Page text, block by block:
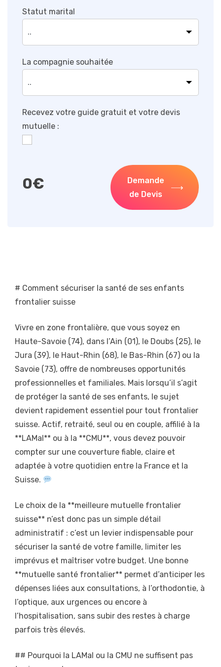
Statut marital
La compagnie souhaitée
Recevez votre guide gratuit et votre devis
mutuelle :
0€
Demande
de Devis
# Comment sécuriser la santé de ses enfants
frontalier suisse
Vivre en zone frontalière, que vous soyez en
Haute-Savoie (74), dans l’Ain (01), le Doubs (25), le
Jura (39), le Haut-Rhin (68), le Bas-Rhin (67) ou la
Savoie (73), offre de nombreuses opportunités
professionnelles et familiales. Mais lorsqu’il s’agit
de protéger la santé de ses enfants, le sujet
devient rapidement essentiel pour tout frontalier
suisse. Actif, retraité, seul ou en couple, affilié à la
**LAMal** ou à la **CMU**, vous devez pouvoir
compter sur une couverture fiable, claire et
adaptée à votre quotidien entre la France et la
Suisse.
Le choix de la **meilleure mutuelle frontalier
suisse** n’est donc pas un simple détail
administratif : c’est un levier indispensable pour
sécuriser la santé de votre famille, limiter les
imprévus et maîtriser votre budget. Une bonne
**mutuelle santé frontalier** permet d’anticiper les
dépenses liées aux consultations, à l’orthodontie, à
l’optique, aux urgences ou encore à
l’hospitalisation, sans subir des restes à charge
parfois très élevés.
## Pourquoi la LAMal ou la CMU ne suffisent pas